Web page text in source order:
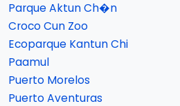
Parque Aktun Ch�n
Croco Cun Zoo
Ecoparque Kantun Chi
Paamul
Puerto Morelos
Puerto Aventuras